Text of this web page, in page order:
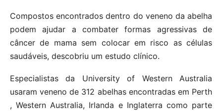
Compostos encontrados dentro do veneno da abelha
podem ajudar a combater formas agressivas de
câncer de mama sem colocar em risco as células
saudáveis, descobriu um estudo clínico.
Especialistas da University of Western Australia
usaram veneno de 312 abelhas encontradas em Perth
, Western Australia, Irlanda e Inglaterra como parte